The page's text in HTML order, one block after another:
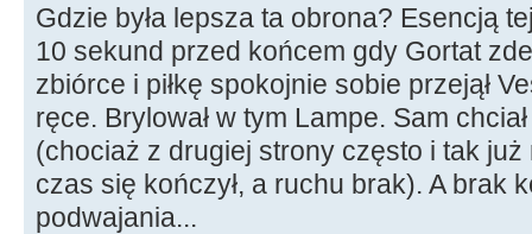
Gdzie była lepsza ta obrona? Esencją
10 sekund przed końcem gdy Gortat
zbiórce i piłkę spokojnie sobie przejął
ręce. Brylował w tym Lampe. Sam
(chociaż z drugiej strony często i tak już
czas się kończył, a ruchu brak). A brak
podwajania...